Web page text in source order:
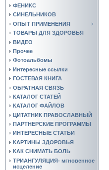
ФЕНИКС
СИНЕЛЬНИКОВ
ОПЫТ ПРИМЕНЕНИЯ
ТОВАРЫ ДЛЯ ЗДОРОВЬЯ
ВИДЕО
Прочее
Фотоальбомы
Интересные ссылки
ГОСТЕВАЯ КНИГА
ОБРАТНАЯ СВЯЗЬ
КАТАЛОГ СТАТЕЙ
КАТАЛОГ ФАЙЛОВ
ЦИТАТНИК ПРАВОСЛАВНЫЙ
ПАРТНЕРСКИЕ ПРОГРАММЫ
ИНТЕРЕСНЫЕ СТАТЬИ
КАРТИНЫ ЗДОРОВЬЯ
КАК СНИМАТЬ БОЛЬ
ТРИАНГУЛЯЦИЯ- мгновенное
исцеление